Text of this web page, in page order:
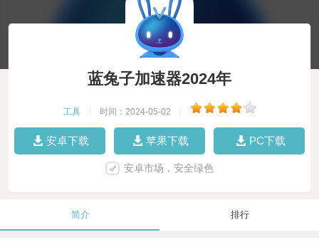
蓝兔子加速器2024年
工具 时间：2024-05-02
安卓下载 苹果下载 PC下载
安卓市场，安全绿色
简介 排行